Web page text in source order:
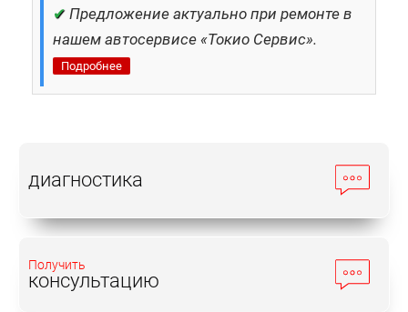
✔ Предложение актуально при ремонте в
нашем автосервисе «Токио Сервис».
Подробнее
диагностика
Получить
консультацию